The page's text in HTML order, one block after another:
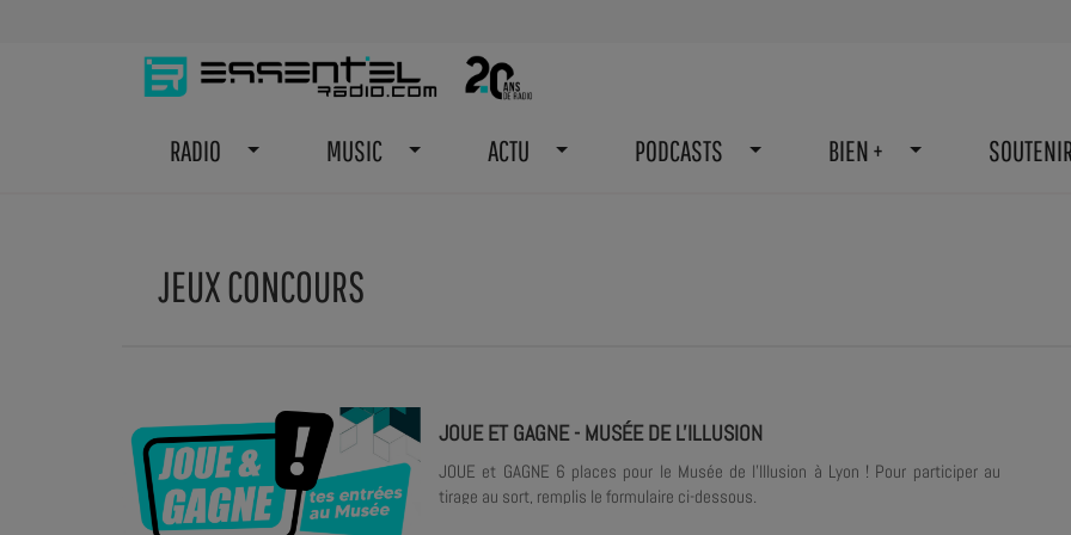
RADIO MUSIC ACTU PODCASTS BIEN +
JEUX CONCOURS
JOUE ET GAGNE - MUSÉE DE L'ILLUSION
JOUE et GAGNE 6 places pour le Musée de l'Illusion à Lyon ! Pour participer au
tirage au sort, remplis le formulaire ci-dessous.